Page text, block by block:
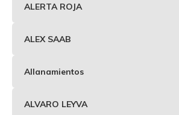
ALERTA ROJA
ALEX SAAB
Allanamientos
ALVARO LEYVA